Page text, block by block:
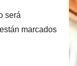
será
marcados